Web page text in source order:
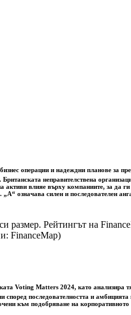
операции и надеждни планове за
неправителствена
влияе върху компаниите, за да
означава силен и последователен
размер. Рейтингът на
FinanceMap)
Voting Matters 2024, като анализира
последователността и
към подобряване на